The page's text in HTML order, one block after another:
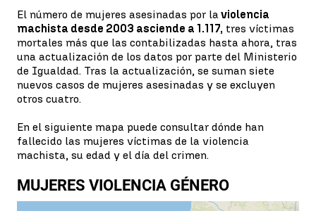
El número de mujeres asesinadas por la violencia
machista desde 2003 asciende a 1.117, tres víctimas
mortales más que las contabilizadas hasta ahora, tras
una actualización de los datos por parte del Ministerio
de Igualdad. Tras la actualización, se suman siete
nuevos casos de mujeres asesinadas y se excluyen
otros cuatro.
En el siguiente mapa puede consultar dónde han
fallecido las mujeres víctimas de la violencia
machista, su edad y el día del crimen.